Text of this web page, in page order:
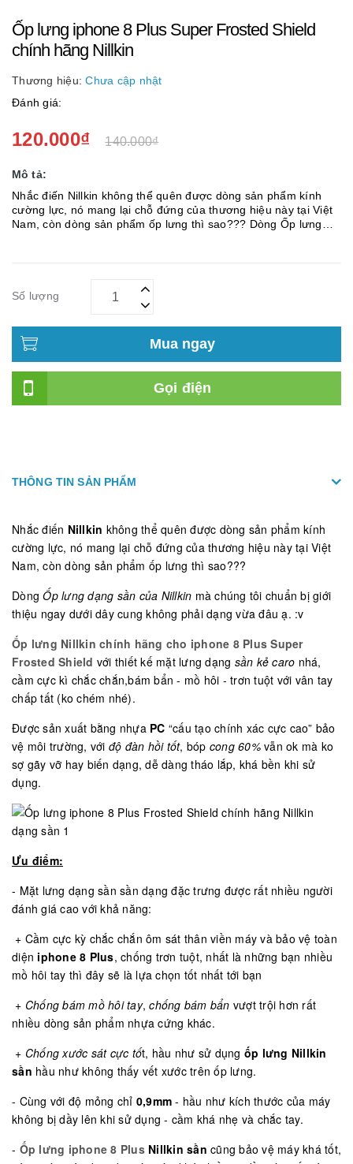
Ốp lưng iphone 8 Plus Super Frosted Shield
chính hãng Nillkin
Thương hiệu: Chưa cập nhật
Đánh giá:
120.000₫ 140.000₫
Mô tả:
Nhắc điến Nillkin không thể quên được dòng sản phẩm kính
cường lực, nó mang lại chỗ đứng của thương hiệu này tại Việt
Nam, còn dòng sản phẩm ốp lưng thì sao??? Dòng Ốp lưng
Số lượng
Mua ngay
Gọi điện
THÔNG TIN SẢN PHẨM
Nhắc điến Nillkin không thể quên được dòng sản phẩm kính
cường lực, nó mang lại chỗ đứng của thương hiệu này tại Việt
Nam, còn dòng sản phẩm ốp lưng thì sao???
DòngỐp lưng dạng sần của Nillkin mà chúng tôi chuẩn bị giới
thiệu ngay dưới dây cung không phải dạng vừa đâu ạ. :v
Ốp lưng Nillkin chính hãng cho iphone 8 Plus Super
Frosted Shield với thiết kế mặt lưng dạng sần kẻ caro nhá,
cầm cực kì chắc chắn,bám bẩn - mồ hôi - trơn tuột với vân tay
chấp tất (ko chém nhé).
Được sản xuất bằng nhựa PC “cấu tạo chính xác cực cao” bảo
vệ môi trường, với độ đàn hồi tốt, bóp cong 60%vẫn ok mà ko
sợ gãy vỡ hay biến dạng, dễ dàng tháo lắp, khá bền khi sử
dụng.
Ưu điểm:
- Mặt lưng dạng sần sần dạng đặc trưng được rất nhiều người
đánh giá cao với khả năng:
+ Cầm cực kỳ chắc chắn ôm sát thân viền máy và bảo vệ toàn
diện iphone 8 Plus, chống trơn tuột, nhất là những bạn nhiều
mồ hôi tay thì đây sẽ là lựa chọn tốt nhất tới bạn
+ Chống bám mồ hôi tay,chống bám bẩn vượt trội hơn rất
nhiều dòng sản phẩm nhựa cứng khác.
+ Chống xước sát cực tốt, hầu như sử dụng ốp lưng Nillkin
sần hầu như không thấy vết xước trên ốp lưng.
- Cùng với độ mỏng chỉ 0,9mm - hầu như kích thước của máy
không bị dầy lên khi sử dụng - cầm khá nhẹ và chắc tay.
- Ốp lưng iphone 8 PlusNillkin sần cũng bảo vệ máy khá tốt,